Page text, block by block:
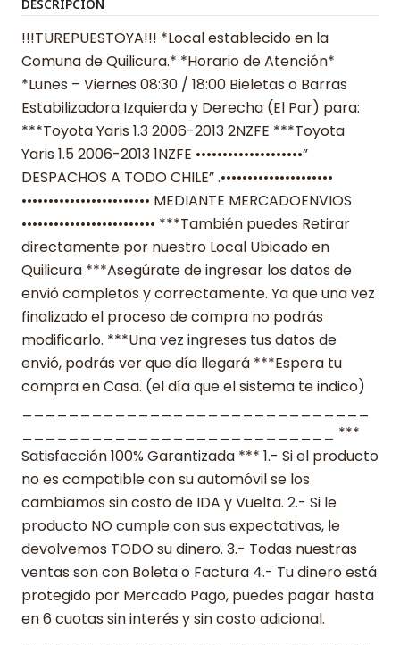
DESCRIPCIÓN
!!!TUREPUESTOYA!!! *Local establecido en la
Comuna de Quilicura.* *Horario de Atención*
*Lunes – Viernes 08:30 / 18:00 Bieletas o Barras
Estabilizadora Izquierda y Derecha (El Par) para:
***Toyota Yaris 1.3 2006-2013 2NZFE ***Toyota
Yaris 1.5 2006-2013 1NZFE ••••••••••••••••••••”
DESPACHOS A TODO CHILE” .•••••••••••••••••••••
•••••••••••••••••••••••• MEDIANTE MERCADOENVIOS
••••••••••••••••••••••••• ***También puedes Retirar
directamente por nuestro Local Ubicado en
Quilicura ***Asegúrate de ingresar los datos de
envió completos y correctamente. Ya que una vez
finalizado el proceso de compra no podrás
modificarlo. ***Una vez ingreses tus datos de
envió, podrás ver que día llegará ***Espera tu
compra en Casa. (el día que el sistema te indico)
___________________________ ***
Satisfacción 100% Garantizada *** 1.- Si el producto
no es compatible con su automóvil se los
cambiamos sin costo de IDA y Vuelta. 2.- Si le
producto NO cumple con sus expectativas, le
devolvemos TODO su dinero. 3.- Todas nuestras
ventas son con Boleta o Factura 4.- Tu dinero está
protegido por Mercado Pago, puedes pagar hasta
en 6 cuotas sin interés y sin costo adicional.